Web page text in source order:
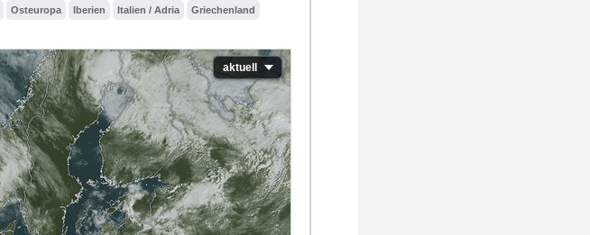
Osteuropa Iberien Italien / Adria
Griechenland